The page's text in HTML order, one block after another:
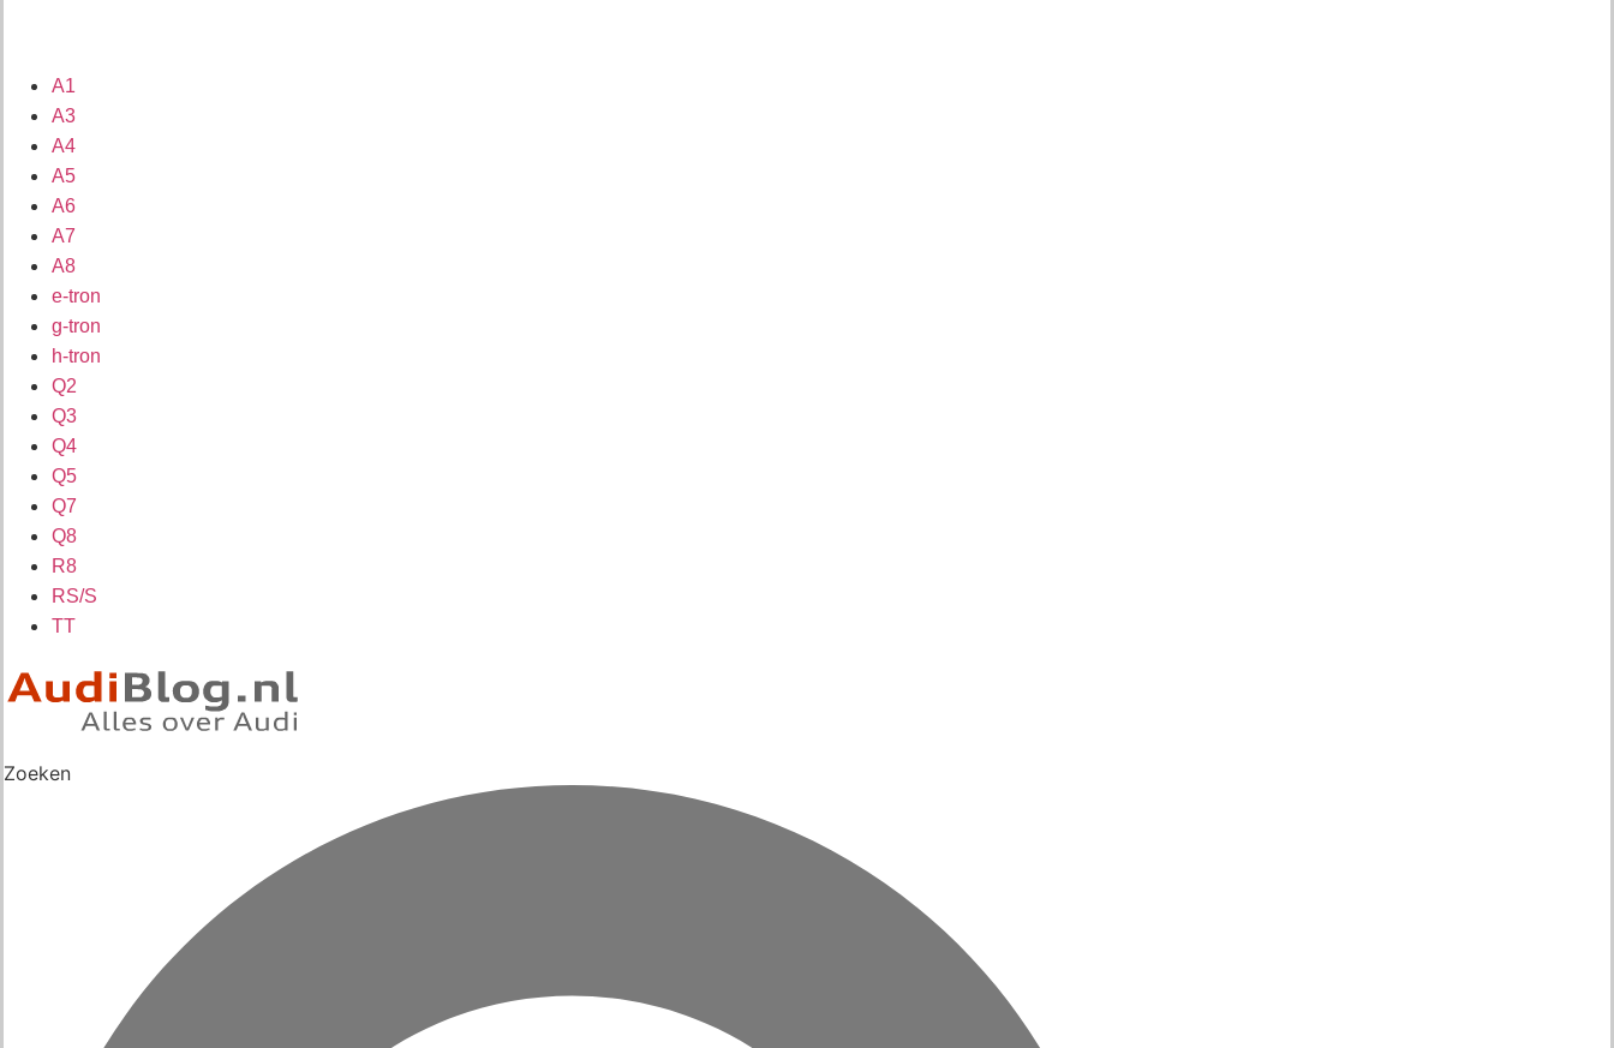
A1
A3
A4
A5
A6
A7
A8
e-tron
g-tron
h-tron
Q2
Q3
Q4
Q5
Q7
Q8
R8
RS/S
TT
Zoeken